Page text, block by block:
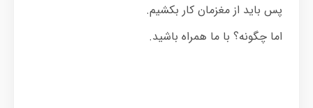
پس باید از مغزمان کار بکشیم.
اما چگونه؟ با ما همراه باشید.